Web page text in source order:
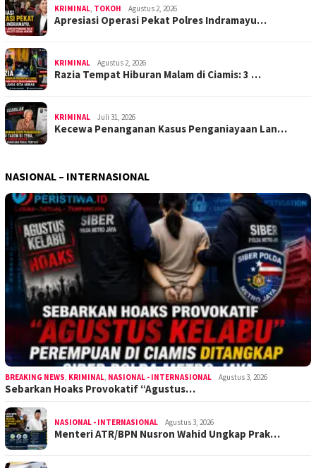
KRIMINAL, TOKOH Agustus 2, 2026
Apresiasi Operasi Pekat Polres Indramayu…
KRIMINAL Agustus 2, 2026
Razia Tempat Hiburan Malam di Ciamis: 3 …
KRIMINAL Juli 31, 2026
Kecewa Penanganan Kasus Penganiayaan Lan…
NASIONAL – INTERNASIONAL
BREAKING NEWS, KRIMINAL, NASIONAL - INTERNASIONAL Agustus 3, 2026
Sebarkan Hoaks Provokatif “Agustus…
NASIONAL - INTERNASIONAL Agustus 3, 2026
Menteri ATR/BPN Nusron Wahid Ungkap Prak…